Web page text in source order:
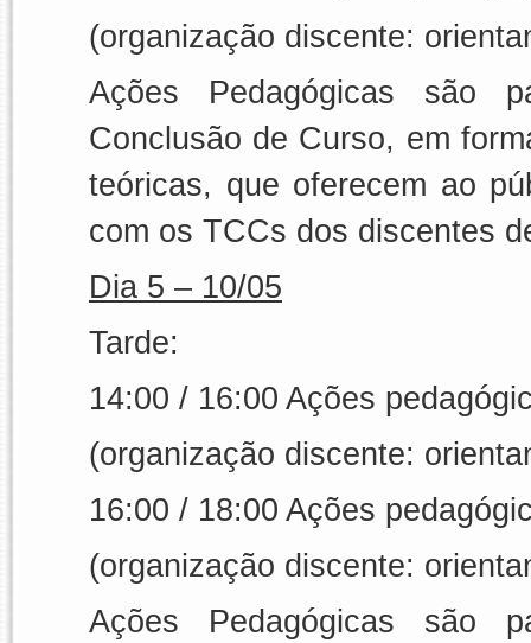
(organização discente:
Ações Pedagógicas são
Conclusão de Curso, em
teóricas, que oferecem ao
com os TCCs dos discentes
Dia 5 – 10/05
Tarde:
14:00 / 16:00 Ações
(organização discente:
16:00 / 18:00 Ações
(organização discente:
Ações Pedagógicas são